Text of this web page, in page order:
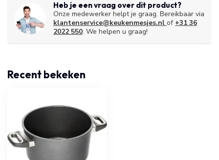
Heb je een vraag over dit product?
Onze medewerker helpt je graag. Bereikbaar via
klantenservice@keukenmesjes.nl of +31 36
2022 550. We helpen u graag!
Recent bekeken